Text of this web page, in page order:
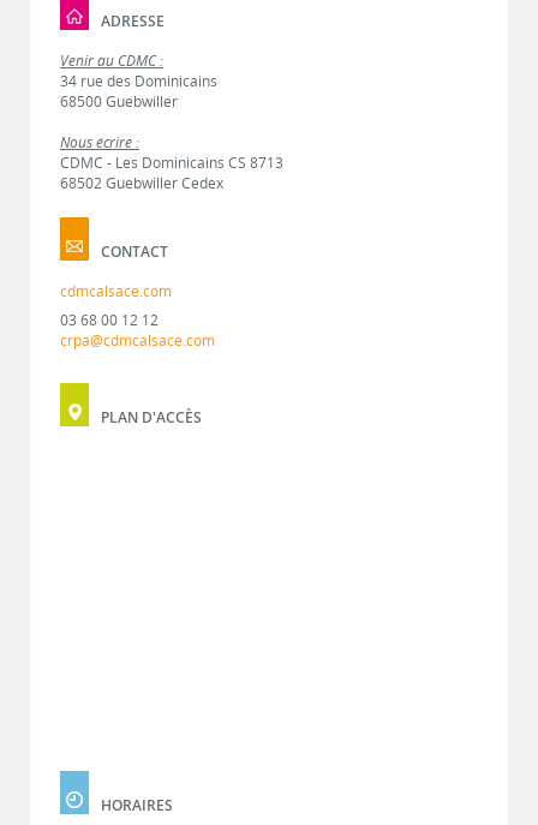
ADRESSE
Venir au CDMC :
34 rue des Dominicains
68500 Guebwiller
Nous écrire :
CDMC - Les Dominicains CS 8713
68502 Guebwiller Cedex
CONTACT
cdmcalsace.com
03 68 00 12 12
crpa@cdmcalsace.com
PLAN D'ACCÈS
HORAIRES